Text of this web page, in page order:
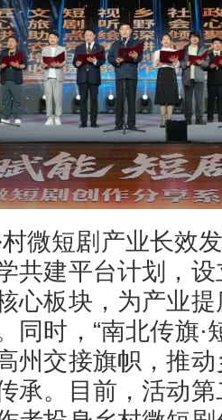
微短剧产业长效
共建平台计划，
心板块，为产业
同时，“南北传旗·
州交接旗帜，推
承。目前，活动